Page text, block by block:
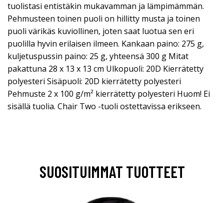
tuolistasi entistäkin mukavamman ja lämpimämmän.
Pehmusteen toinen puoli on hillitty musta ja toinen
puoli värikäs kuviollinen, joten saat luotua sen eri
puolilla hyvin erilaisen ilmeen. Kankaan paino: 275 g,
kuljetuspussin paino: 25 g, yhteensä 300 g Mitat
pakattuna 28 x 13 x 13 cm Ulkopuoli: 20D Kierrätetty
polyesteri Sisäpuoli: 20D kierrätetty polyesteri
Pehmuste 2 x 100 g/m² kierrätetty polyesteri Huom! Ei
sisällä tuolia. Chair Two -tuoli ostettavissa erikseen.
SUOSITUIMMAT TUOTTEET